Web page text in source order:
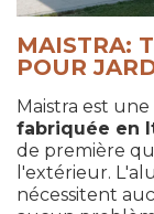
MAISTRA:
POUR
Maistra est une
fabriquée en
de première
l'extérieur.
nécessitent